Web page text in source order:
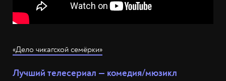
«Дело чикагской семёрки»
Лучший телесериал — комедия/мюзикл